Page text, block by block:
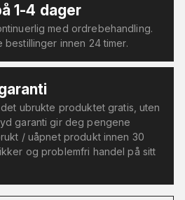
1-4 dager
med ordrebehandling.
bestillinger innen 24 timer.
ubrukte produktet gratis, uten
garanti gir deg pengene
/ uåpnet produkt innen 30
og problemfri handel på sitt